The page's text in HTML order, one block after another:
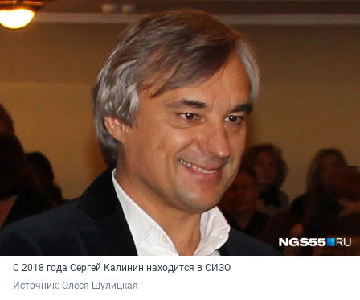
С 2018 года Сергей Калинин находится в СИЗО
Источник: Олеся Шулицкая